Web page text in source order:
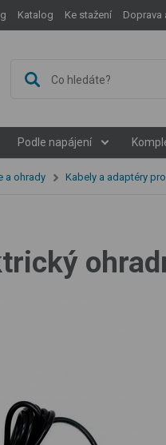
Katalog Ke stažení Doprava
Podle napájení
a ohrady Kabely a adaptéry